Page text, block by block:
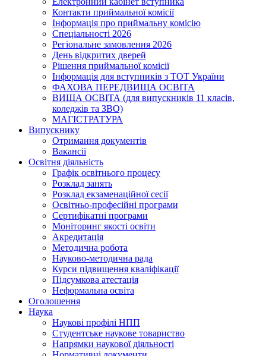
Контакти приймальної комісії
Інформація про приймальну комісію
Спеціальності 2026
Регіональне замовлення 2026
День відкритих дверей
Рішення приймальної комісії
Інформація для вступників з ТОТ України
ФАХОВА ПЕРЕДВИЩА ОСВІТА
ВИЩА ОСВІТА (для випускників 11 класів,
коледжів та ЗВО)
МАГІСТРАТУРА
Випускнику
Отримання документів
Вакансії
Освітня діяльність
Графік освітнього процесу
Розклад занять
Розклад екзаменаційної сесії
Освітньо-професійні програми
Сертифікатні програми
Моніторинг якості освіти
Акредитація
Методична робота
Науково-методична рада
Курси підвищення кваліфікації
Підсумкова атестація
Неформальна освіта
Оголошення
Наука
Наукові профілі НПП
Студентське наукове товариство
Напрямки наукової діяльності